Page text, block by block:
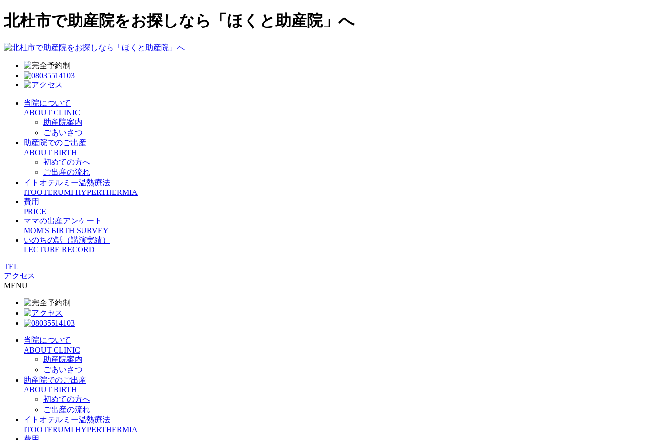
北杜市で助産院をお探しなら「ほくと助産院」へ
当院について
ABOUT CLINIC
助産院案内
ごあいさつ
助産院でのご出産
ABOUT BIRTH
初めての方へ
ご出産の流れ
イトオテルミー温熱療法
ITOOTERUMI HYPERTHERMIA
費用
PRICE
ママの出産アンケート
MOM'S BIRTH SURVEY
いのちの話（講演実績）
LECTURE RECORD
TEL
アクセス
MENU
当院について
ABOUT CLINIC
助産院案内
ごあいさつ
助産院でのご出産
ABOUT BIRTH
初めての方へ
ご出産の流れ
イトオテルミー温熱療法
ITOOTERUMI HYPERTHERMIA